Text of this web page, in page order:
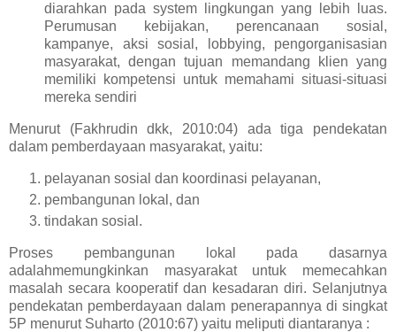
diarahkan pada system lingkungan yang lebih luas.
Perumusan kebijakan, perencanaan sosial,
kampanye, aksi sosial, lobbying, pengorganisasian
masyarakat, dengan tujuan memandang klien yang
memiliki kompetensi untuk memahami situasi-situasi
mereka sendiri
Menurut (Fakhrudin dkk, 2010:04) ada tiga pendekatan
dalam pemberdayaan masyarakat, yaitu:
pelayanan sosial dan koordinasi pelayanan,
pembangunan lokal, dan
tindakan sosial.
Proses pembangunan lokal pada dasarnya
adalahmemungkinkan masyarakat untuk memecahkan
masalah secara kooperatif dan kesadaran diri. Selanjutnya
pendekatan pemberdayaan dalam penerapannya di singkat
5P menurut Suharto (2010:67) yaitu meliputi diantaranya :